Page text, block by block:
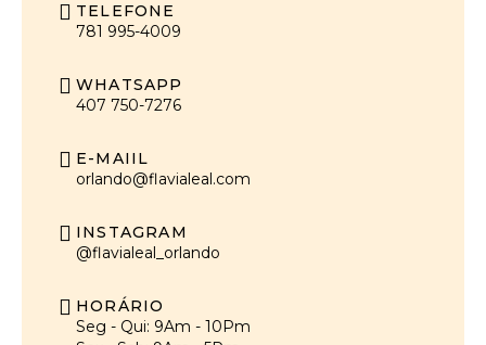
TELEFONE
781 995-4009
WHATSAPP
407 750-7276
E-MAIIL
orlando@flavialeal.com
INSTAGRAM
@flavialeal_orlando
HORÁRIO
Seg - Qui: 9Am - 10Pm